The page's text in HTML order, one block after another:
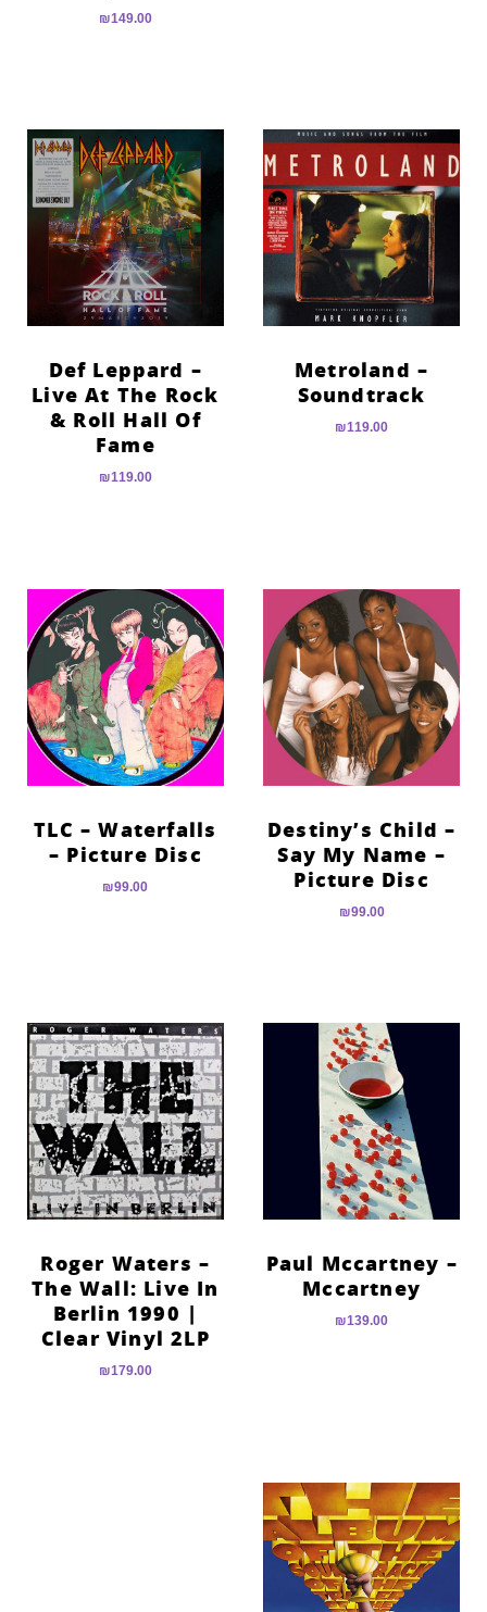
₪149.00
Metroland –
Soundtrack
₪119.00
Def Leppard –
Live At The Rock
& Roll Hall Of
Fame
₪119.00
Destiny’s Child –
Say My Name –
Picture Disc
₪99.00
TLC – Waterfalls
– Picture Disc
₪99.00
Paul Mccartney –
Mccartney
₪139.00
Roger Waters –
The Wall: Live In
Berlin 1990 |
Clear Vinyl 2LP
₪179.00